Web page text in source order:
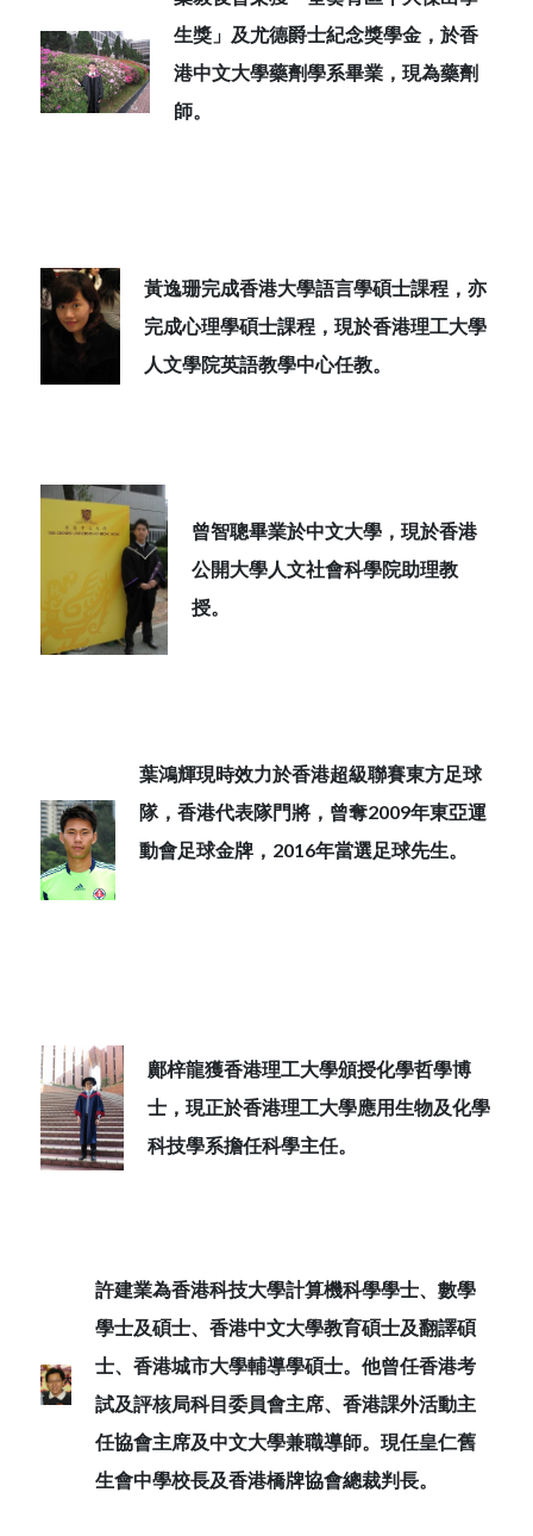
生獎」及尤德爵士紀念獎學金， 於香
港中文大學藥劑學系畢業，現為藥劑
師。
黃逸珊完成香港大學語言學碩士課程，亦
完成心理學碩士課程，現於香港理工大學
人文學院英語教學中心任教。
曾智聰畢業於中文大學，現於香港
公開大學人文社會科學院助理教
授。
葉鴻輝現時效力於香港超級聯賽東方足球
隊，香港代表隊門將，曾奪2009年東亞運
動會足球金牌，2016年當選足球先生。
鄺梓龍獲香港理工大學頒授化學哲學博
士，現正於香港理工大學應用生物及化學
科技學系擔任科學主任。
許建業為香港科技大學計算機科學學士、數學
學士及碩士、香港中文大學教育碩士及翻譯碩
士、香港城市大學輔導學碩士。他曾任香港考
試及評核局科目委員會主席、香港課外活動主
任協會主席及中文大學兼職導師。現任皇仁舊
生會中學校長及香港橋牌協會總裁判長。